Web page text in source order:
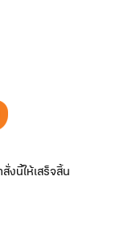
งนี้ให้เสร็จสิ้น